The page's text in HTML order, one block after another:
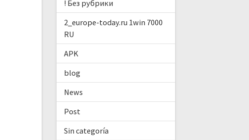
! Без рубрики
2_europe-today.ru 1win 7000
RU
APK
blog
News
Post
Sin categoría